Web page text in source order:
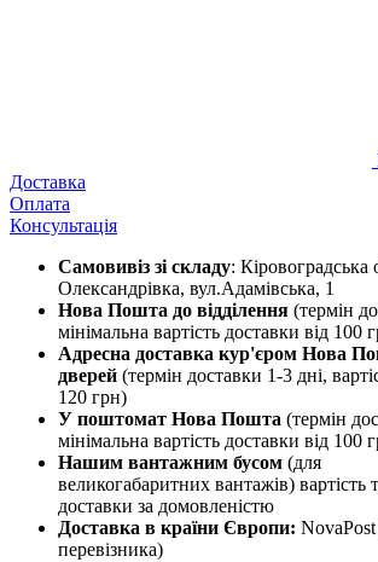
Доставка
Оплата
Консультація
Самовивіз зі складу:
Олександрівка, вул.Адамівська, 1
Нова Пошта до відділення (термін
мінімальна вартість доставки від 100
Адресна доставка кур'єром Нова
дверей (термін доставки 1-3 дні,
120 грн)
У поштомат Нова Пошта (термін
мінімальна вартість доставки від 100
Нашим вантажним бусом (для
великогабаритних вантажів) вартість
доставки за домовленістю
Доставка в країни Європи: NovaPost
перевізника)